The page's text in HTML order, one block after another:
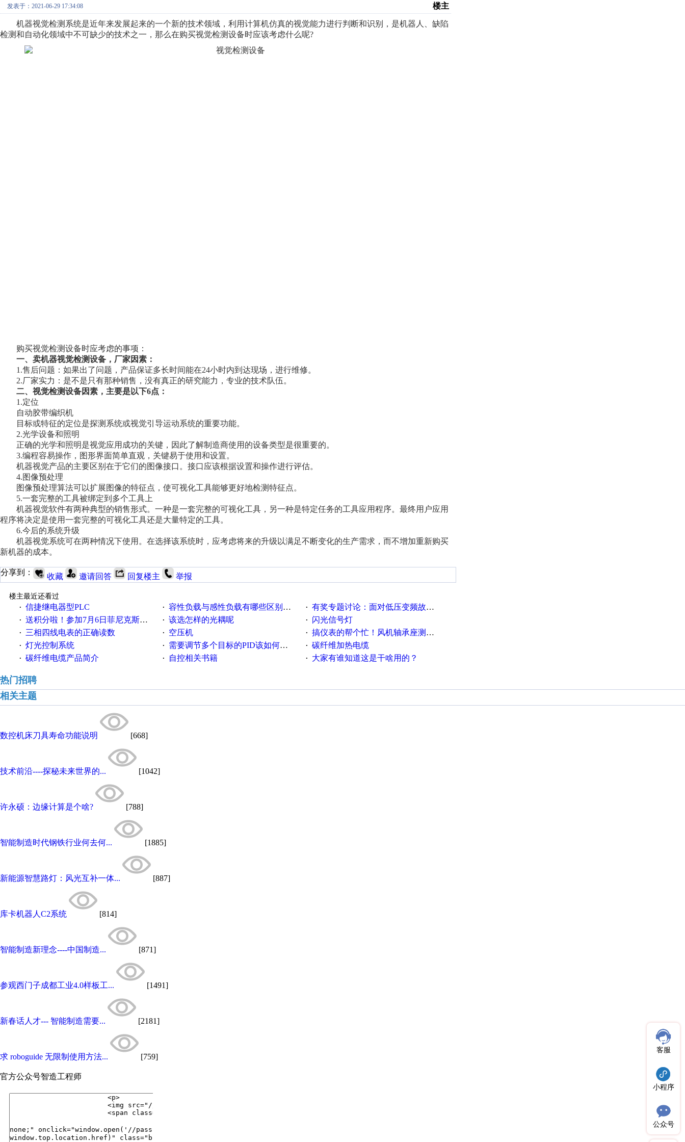
发表于：2021-06-29 17:34:08 楼主
机器视觉检测系统是近年来发展起来的一个新的技术领域，利用计算机仿真的视觉能力进行判断和识别，是机器人、缺陷
检测和自动化领域中不可缺少的技术之一，那么在购买视觉检测设备时应该考虑什么呢?
购买视觉检测设备时应考虑的事项：
一、卖机器视觉检测设备，厂家因素：
1.售后问题：如果出了问题，产品保证多长时间能在24小时内到达现场，进行维修。
2.厂家实力：是不是只有那种销售，没有真正的研究能力，专业的技术队伍。
二、视觉检测设备因素，主要是以下6点：
1.定位
自动胶带编织机
目标或特征的定位是探测系统或视觉引导运动系统的重要功能。
2.光学设备和照明
正确的光学和照明是视觉应用成功的关键，因此了解制造商使用的设备类型是很重要的。
3.编程容易操作，图形界面简单直观，关键易于使用和设置。
机器视觉产品的主要区别在于它们的图像接口。接口应该根据设置和操作进行评估。
4.图像预处理
图像预处理算法可以扩展图像的特征点，使可视化工具能够更好地检测特征点。
5.一套完整的工具被绑定到多个工具上
机器视觉软件有两种典型的销售形式。一种是一套完整的可视化工具，另一种是特定任务的工具应用程序。最终用户应用
程序将决定是使用一套完整的可视化工具还是大量特定的工具。
6.今后的系统升级
机器视觉系统可在两种情况下使用。在选择该系统时，应考虑将来的升级以满足不断变化的生产需求，而不增加重新购买
新机器的成本。
分享到： 收藏 邀请回答 回复楼主 举报
楼主最近还看过
· 信捷继电器型PLC · 容性负载与感性负载有哪些区别？？？ · 有奖专题讨论：面对低压变频故障，老手是这样解决的！
· 送积分啦！参加7月6日菲尼克斯在线研讨会即得 · 该选怎样的光耦呢 · 闪光信号灯
· 三相四线电表的正确读数 · 空压机 · 搞仪表的帮个忙！风机轴承座测振！
· 灯光控制系统 · 需要调节多个目标的PID该如何控制呢 · 碳纤维加热电缆
· 碳纤维电缆产品简介 · 自控相关书籍 · 大家有谁知道这是干啥用的？
热门招聘
相关主题
数控机床刀具寿命功能说明 [668]
技术前沿----探秘未来世界的... [1042]
许永硕：边缘计算是个啥? [788]
智能制造时代钢铁行业何去何... [1885]
新能源智慧路灯：风光互补一体... [887]
库卡机器人C2系统 [814]
智能制造新理念----中国制造... [871]
参观西门子成都工业4.0样板工... [1491]
新春话人才--- 智能制造需要... [2181]
求 roboguide 无限制使用方法... [759]
官方公众号智造工程师
客服
小程序
公众号